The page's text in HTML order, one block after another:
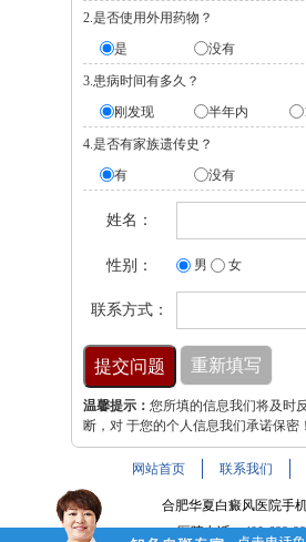
2.是否使用外用药物？
是
没有
3.患病时间有多久？
刚发现
半年内
4.是否有家族遗传史？
有
没有
姓名：
性别： 男 女
联系方式：
温馨提示： 您所填的信息我们将及时
断，对 于您的个人信息我们承诺保密
网站首页 联系我们
合肥华夏白癜风医院手
医院电话：400-688-